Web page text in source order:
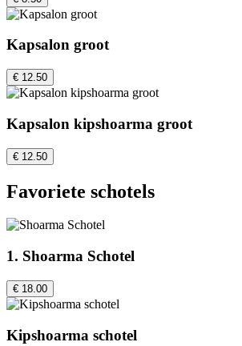
Kapsalon groot
€ 12.50
Kapsalon kipshoarma groot
€ 12.50
Favoriete schotels
1. Shoarma Schotel
€ 18.00
Kipshoarma schotel